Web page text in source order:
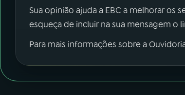
Sua opinião ajuda a EBC a melhorar os
esqueça de incluir na sua mensagem o
Para mais informações sobre a